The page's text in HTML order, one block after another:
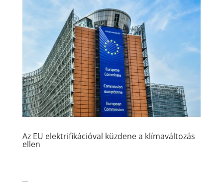
Az EU elektrifikációval küzdene a klímaváltozás
ellen